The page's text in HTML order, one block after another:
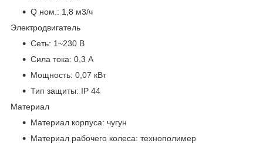
Q ном.: 1,8 м3/ч
Электродвигатель
Сеть: 1~230 В
Сила тока: 0,3 А
Мощность: 0,07 кВт
Тип защиты: IP 44
Материал
Материал корпуса: чугун
Материал рабочего колеса: технополимер